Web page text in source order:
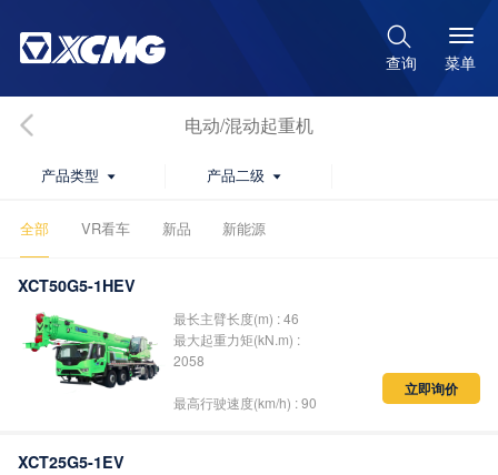

查询 菜单
电动/混动起重机
产品类型  产品二级 
全部 VR看车 新品 新能源
XCT50G5-1HEV
最长主臂长度(m) : 46
最大起重力矩(kN.m) :
2058
最高行驶速度(km/h) : 90
立即询价
XCT25G5-1EV